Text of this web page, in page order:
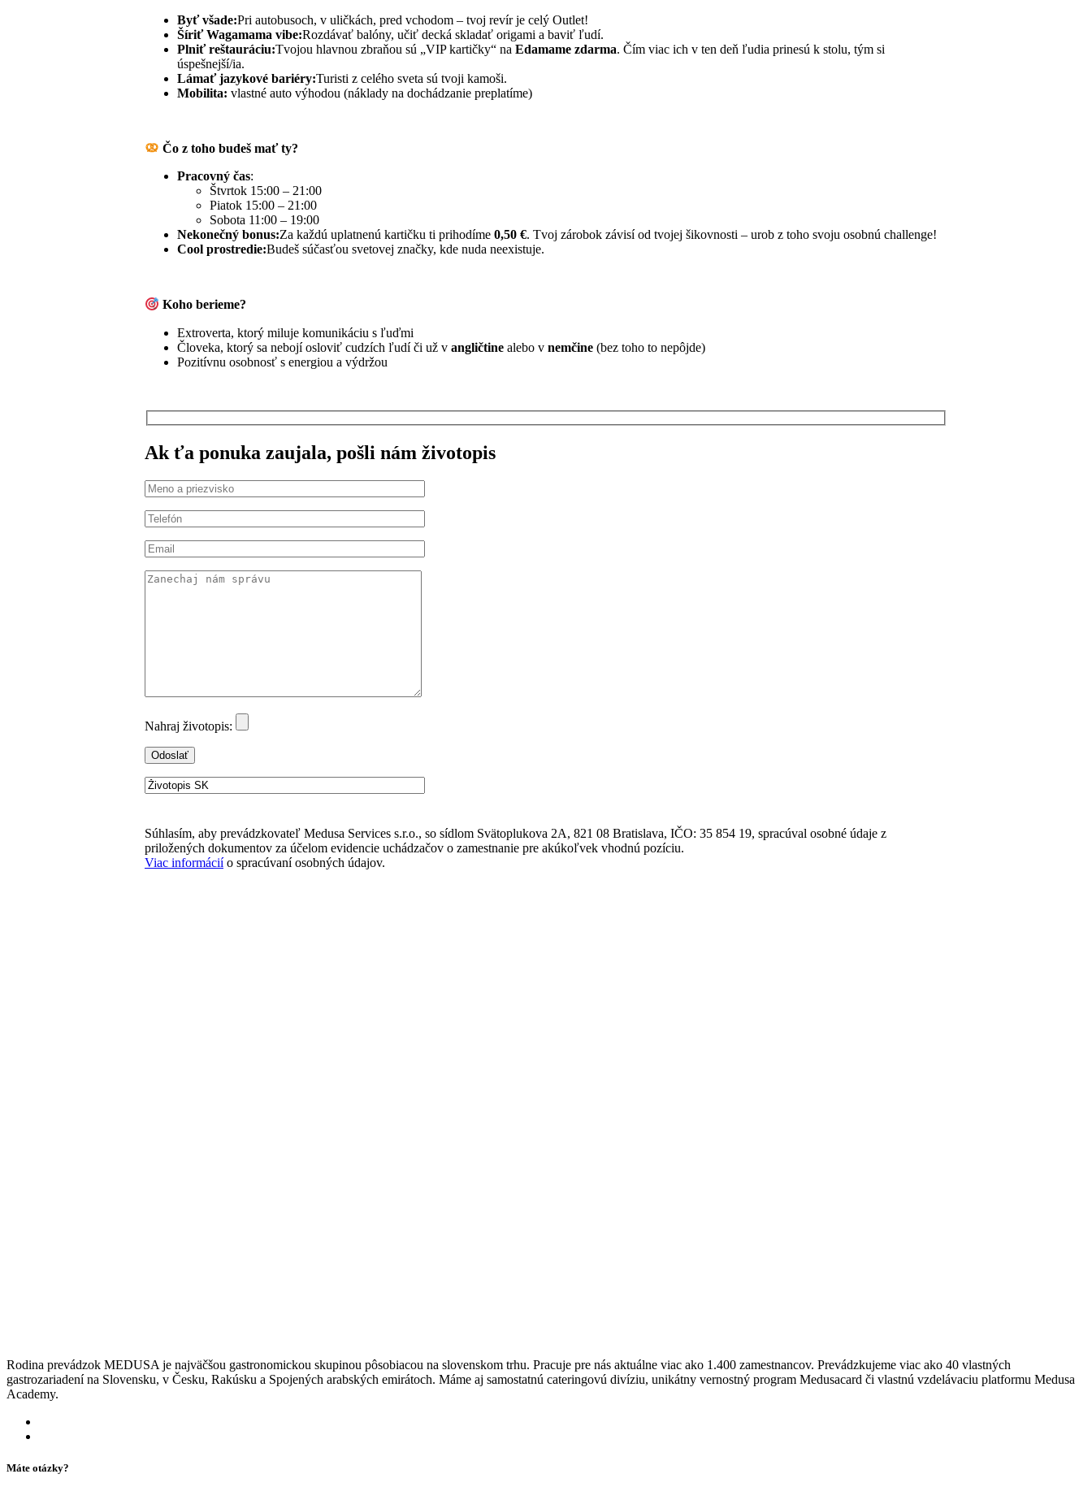
Byť všade:Pri autobusoch, v uličkách, pred vchodom – tvoj revír je celý Outlet!
Šíriť Wagamama vibe:Rozdávať balóny, učiť decká skladať origami a baviť ľudí.
Plniť reštauráciu:Tvojou hlavnou zbraňou sú „VIP kartičky“ na Edamame zdarma. Čím viac ich v ten deň ľudia prinesú k stolu, tým si
úspešnejší/ia.
Lámať jazykové bariéry:Turisti z celého sveta sú tvoji kamoši.
Mobilita: vlastné auto výhodou (náklady na dochádzanie preplatíme)
Čo z toho budeš mať ty?
Pracovný čas:
Štvrtok 15:00 – 21:00
Piatok 15:00 – 21:00
Sobota 11:00 – 19:00
Nekonečný bonus:Za každú uplatnenú kartičku ti prihodíme 0,50 €. Tvoj zárobok závisí od tvojej šikovnosti – urob z toho svoju osobnú challenge!
Cool prostredie:Budeš súčasťou svetovej značky, kde nuda neexistuje.
Koho berieme?
Extroverta, ktorý miluje komunikáciu s ľuďmi
Človeka, ktorý sa nebojí osloviť cudzích ľudí či už v angličtine alebo v nemčine (bez toho to nepôjde)
Pozitívnu osobnosť s energiou a výdržou
Ak ťa ponuka zaujala, pošli nám životopis
Nahraj životopis:
Súhlasím, aby prevádzkovateľ Medusa Services s.r.o., so sídlom Svätoplukova 2A, 821 08 Bratislava, IČO: 35 854 19, spracúval osobné údaje z
priložených dokumentov za účelom evidencie uchádzačov o zamestnanie pre akúkoľvek vhodnú pozíciu.
Viac informáciío spracúvaní osobných údajov.
Rodina prevádzok MEDUSA je najväčšou gastronomickou skupinou pôsobiacou na slovenskom trhu. Pracuje pre nás aktuálne viac ako 1.400 zamestnancov. Prevádzkujeme viac ako 40 vlastných
gastrozariadení na Slovensku, v Česku, Rakúsku a Spojených arabských emirátoch. Máme aj samostatnú cateringovú divíziu, unikátny vernostný program Medusacard či vlastnú vzdelávaciu platformu Medusa
Academy.
Máte otázky?